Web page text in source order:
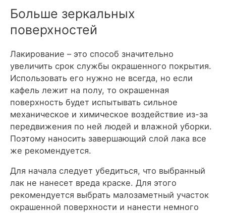
Больше зеркальных
поверхностей
Лакирование – это способ значительно
увеличить срок службы окрашенного покрытия.
Использовать его нужно не всегда, но если
кафель лежит на полу, то окрашенная
поверхность будет испытывать сильное
механическое и химическое воздействие из-за
передвижения по ней людей и влажной уборки.
Поэтому наносить завершающий слой лака все
же рекомендуется.
Для начала следует убедиться, что выбранный
лак не нанесет вреда краске. Для этого
рекомендуется выбрать малозаметный участок
окрашенной поверхности и нанести немного